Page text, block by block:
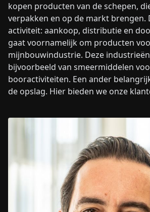
kopen producten van de schepen,
verpakken en op de markt brengen.
activiteit: aankoop, distributie en
gaat voornamelijk om producten
mijnbouwindustrie. Deze
bijvoorbeeld van smeermiddelen
booractiviteiten. Een ander
de opslag. Hier bieden we onze